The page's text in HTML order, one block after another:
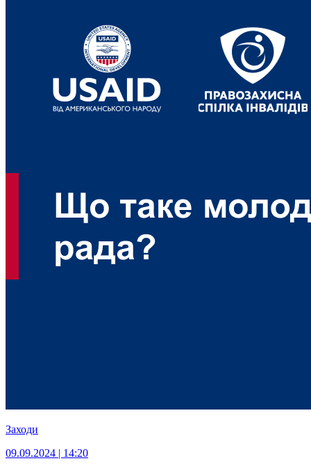
Заходи
09.09.2024 | 14:20